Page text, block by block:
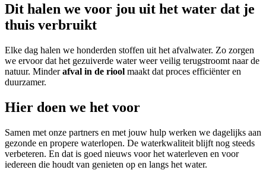
Dit halen we voor jou uit het water dat je
thuis verbruikt
Elke dag halen we honderden stoffen uit het afvalwater. Zo zorgen
we ervoor dat het gezuiverde water weer veilig terugstroomt naar de
natuur. Minderafval in de riool maakt dat proces efficiënter en
duurzamer.
Hier doen we het voor
Samen met onze partners en met jouw hulp werken we dagelijks aan
gezonde en propere waterlopen. De waterkwaliteit blijft nog steeds
verbeteren. En dat is goed nieuws voor het waterleven en voor
iedereen die houdt van genieten op en langs het water.